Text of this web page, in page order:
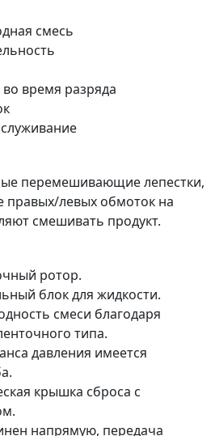
смесь
время разряда
перемешивающие лепестки,
правых/левых обмоток на
смешивать продукт.
ротор.
блок для жидкости.
смеси благодаря
типа.
давления имеется
крышка сброса с
напрямую, передача